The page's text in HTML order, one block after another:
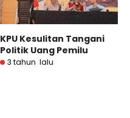
KPU Kesulitan Tangani
Politik Uang Pemilu
3 tahun lalu